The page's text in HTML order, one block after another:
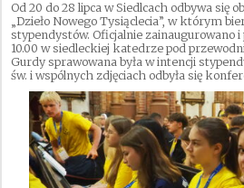
Od 20 do 28 lipca w Siedlcach odbywa się
„Dzieło Nowego Tysiąclecia”, w którym
stypendystów. Oficjalnie zainaugurowano
10.00 w siedleckiej katedrze pod
Gurdy sprawowana była w intencji
św. i wspólnych zdjęciach odbyła się